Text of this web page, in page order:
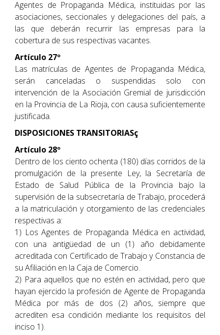
Agentes de Propaganda Médica, instituidas por las
asociaciones, seccionales y delegaciones del país, a
las que deberán recurrir las empresas para la
cobertura de sus respectivas vacantes.
Artículo 27º
Las matrículas de Agentes de Propaganda Médica,
serán canceladas o suspendidas solo con
intervención de la Asociación Gremial de jurisdicción
en la Provincia de La Rioja, con causa suficientemente
justificada.
DISPOSICIONES TRANSITORIASç
Artículo 28º
Dentro de los ciento ochenta (180) días corridos de la
promulgación de la presente Ley, la Secretaría de
Estado de Salud Pública de la Provincia bajo la
supervisión de la subsecretaría de Trabajo, procederá
a la matriculación y otorgamiento de las credenciales
respectivas a:
1) Los Agentes de Propaganda Médica en actividad,
con una antigüedad de un (1) año debidamente
acreditada con Certificado de Trabajo y Constancia de
su Afiliación en la Caja de Comercio.
2) Para aquellos que no estén en actividad, pero que
hayan ejercido la profesión de Agente de Propaganda
Médica por más de dos (2) años, siempre que
acrediten esa condición mediante los requisitos del
inciso 1).